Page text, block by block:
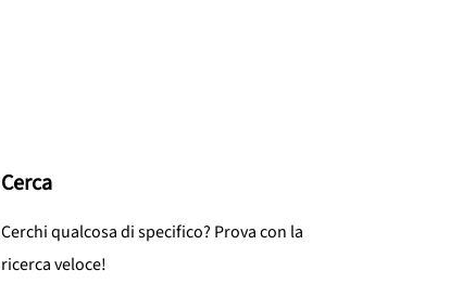
Cerca
Cerchi qualcosa di specifico? Prova con la
ricerca veloce!